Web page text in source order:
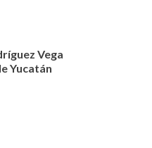
Vega
Yucatán